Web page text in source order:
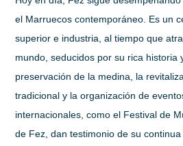
el Marruecos contemporáneo. Es un
superior e industria, al tiempo que
mundo, seducidos por su rica historia
preservación de la medina, la
tradicional y la organización de
internacionales, como el Festival de
de Fez, dan testimonio de su continua